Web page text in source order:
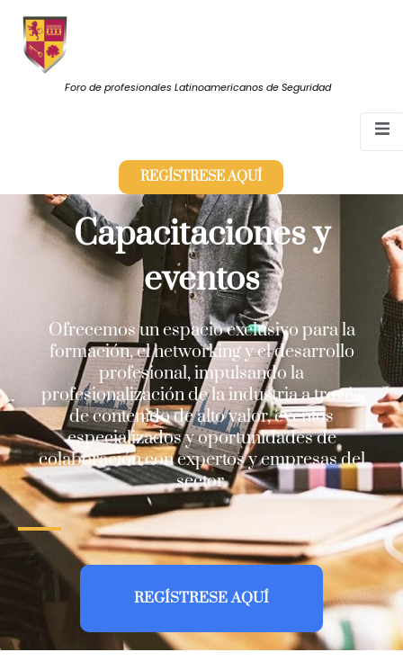
Foro de profesionales Latinoamericanos de Seguridad
REGÍSTRESE AQUÍ
Capacitaciones y
eventos
Ofrecemos un espacio exclusivo para la
formación, el networking y el desarrollo
profesional, impulsando la
profesionalización de la industria a través
de contenido de alto valor, eventos
especializados y oportunidades de
colaboración con expertos y empresas del
sector.
REGÍSTRESE AQUÍ